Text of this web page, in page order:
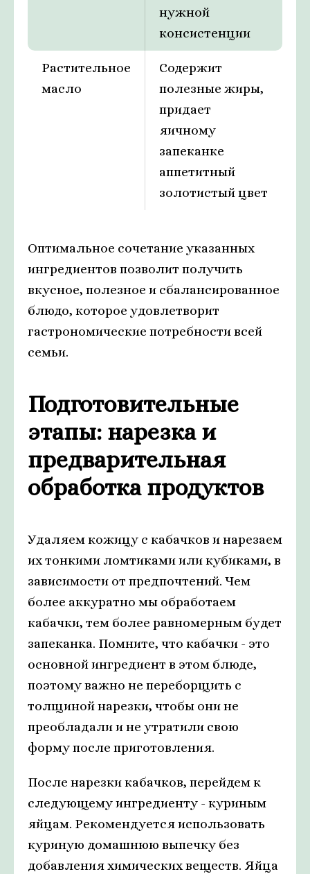
нужной
консистенции
Растительное
масло
Содержит
полезные жиры,
придает
яичному
запеканке
аппетитный
золотистый цвет
Оптимальное сочетание указанных
ингредиентов позволит получить
вкусное, полезное и сбалансированное
блюдо, которое удовлетворит
гастрономические потребности всей
семьи.
Подготовительные
этапы: нарезка и
предварительная
обработка продуктов
Удаляем кожицу с кабачков и нарезаем
их тонкими ломтиками или кубиками, в
зависимости от предпочтений. Чем
более аккуратно мы обработаем
кабачки, тем более равномерным будет
запеканка. Помните, что кабачки - это
основной ингредиент в этом блюде,
поэтому важно не переборщить с
толщиной нарезки, чтобы они не
преобладали и не утратили свою
форму после приготовления.
После нарезки кабачков, перейдем к
следующему ингредиенту - куриным
яйцам. Рекомендуется использовать
куриную домашнюю выпечку без
добавления химических веществ. Яйца